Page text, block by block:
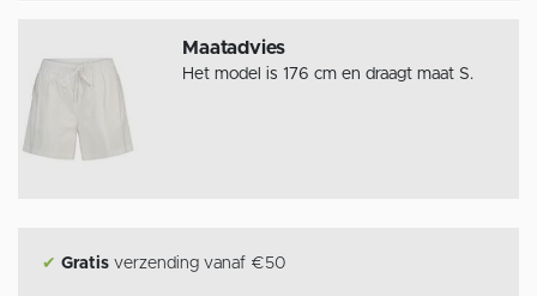
Maatadvies
Het model is 176 cm en draagt maat S.
✔ Gratis verzending vanaf €50